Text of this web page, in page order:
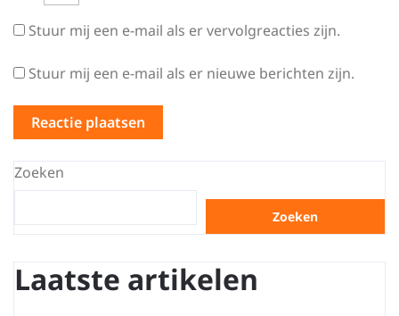
Stuur mij een e-mail als er vervolgreacties zijn.
Stuur mij een e-mail als er nieuwe berichten zijn.
Zoeken
Zoeken
Laatste artikelen